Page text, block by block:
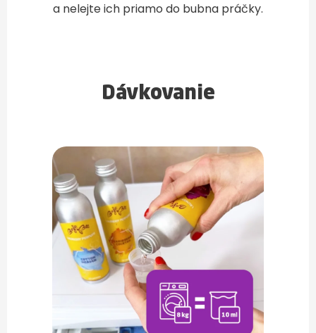
a nelejte ich priamo do bubna práčky.
Dávkovanie